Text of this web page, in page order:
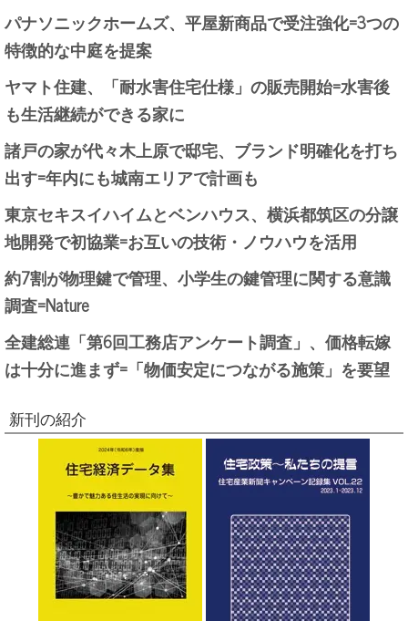
パナソニックホームズ、平屋新商品で受注強化=3つの
特徴的な中庭を提案
ヤマト住建、「耐水害住宅仕様」の販売開始=水害後
も生活継続ができる家に
諸戸の家が代々木上原で邸宅、ブランド明確化を打ち
出す=年内にも城南エリアで計画も
東京セキスイハイムとベンハウス、横浜都筑区の分譲
地開発で初協業=お互いの技術・ノウハウを活用
約7割が物理鍵で管理、小学生の鍵管理に関する意識
調査=Nature
全建総連「第6回工務店アンケート調査」、価格転嫁
は十分に進まず=「物価安定につながる施策」を要望
新刊の紹介